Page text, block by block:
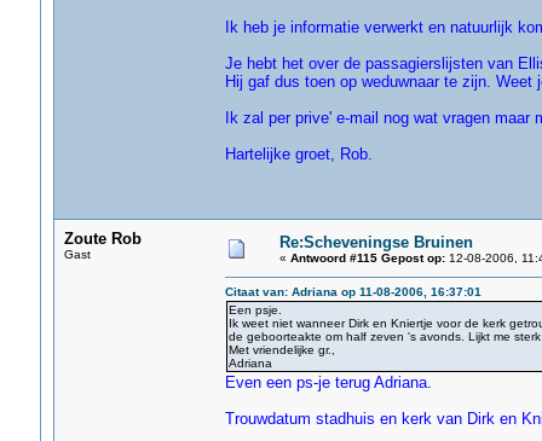
Ik heb je informatie verwerkt en natuurlijk
Je hebt het over de passagierslijsten van
Hij gaf dus toen op weduwnaar te zijn.
Ik zal per prive' e-mail nog wat vragen
Hartelijke groet, Rob.
Zoute Rob
Gast
Re:Scheveningse Bruinen
« Antwoord #115 Gepost op:12-08-2006,
Citaat van: Adriana op 11-08-2006, 16:37:01
Een psje.
Ik weet niet wanneer Dirk en Kniertje voor de kerk
de geboorteakte om half zeven 's avonds. Lijkt me
Met vriendelijke gr.,
Adriana
Even een ps-je terug Adriana.
Trouwdatum stadhuis en kerk van Dirk en